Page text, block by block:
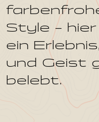
Style –
ein
und Geist
belebt.